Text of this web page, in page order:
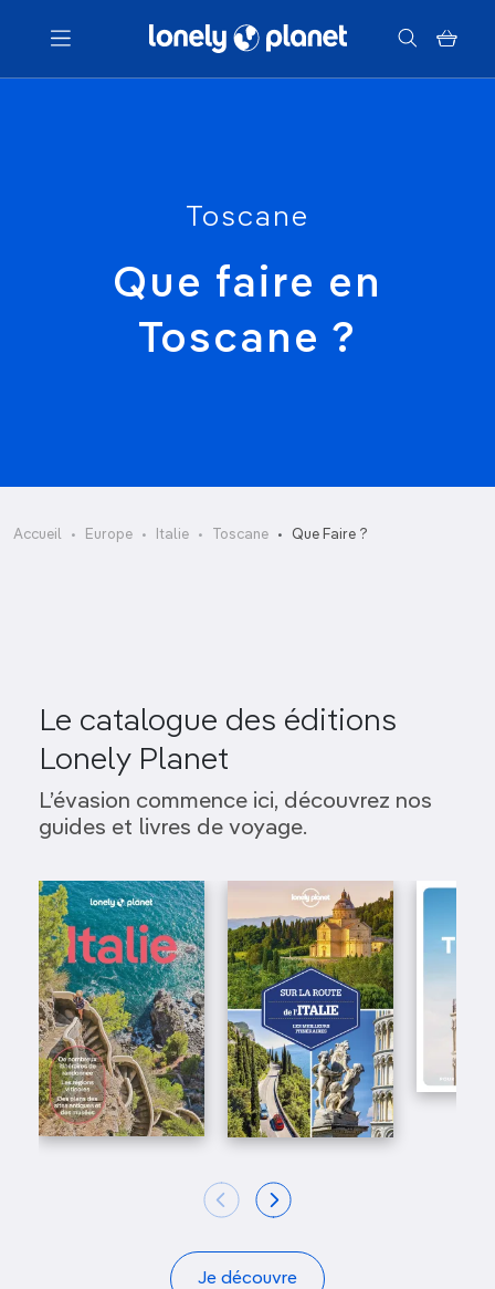
Menu
Toscane
Que faire en
Toscane ?
Accueil Europe Italie Toscane Que Faire ?
Le catalogue des éditions
Lonely Planet
L’évasion commence ici, découvrez nos
guides et livres de voyage.
Je découvre